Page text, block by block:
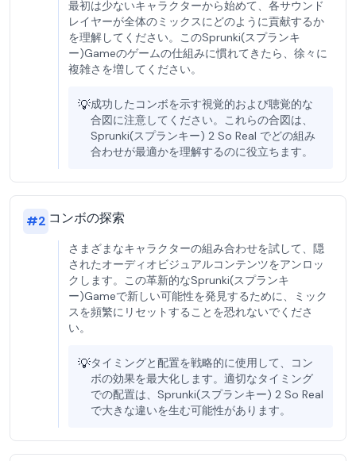
最初は少ないキャラクターから始めて、各サウンド
レイヤーが全体のミックスにどのように貢献するか
を理解してください。このSprunki(スプランキ
ー)Gameのゲームの仕組みに慣れてきたら、徐々に
複雑さを増してください。
💡成功したコンボを示す視覚的および聴覚的な
合図に注意してください。これらの合図は、
Sprunki(スプランキー) 2 So Real でどの組み
合わせが最適かを理解するのに役立ちます。
#2 コンボの探索
さまざまなキャラクターの組み合わせを試して、隠
されたオーディオビジュアルコンテンツをアンロッ
クします。この革新的なSprunki(スプランキ
ー)Gameで新しい可能性を発見するために、ミック
スを頻繁にリセットすることを恐れないでくださ
い。
💡タイミングと配置を戦略的に使用して、コン
ボの効果を最大化します。適切なタイミング
での配置は、Sprunki(スプランキー) 2 So Real
で大きな違いを生む可能性があります。